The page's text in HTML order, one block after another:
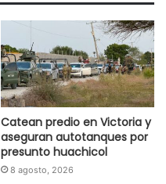
Catean predio en Victoria y
aseguran autotanques por
presunto huachicol
8 agosto, 2026